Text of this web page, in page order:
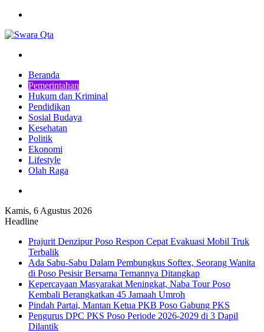
Beranda
Pemerintahan
Hukum dan Kriminal
Pendidikan
Sosial Budaya
Kesehatan
Politik
Ekonomi
Lifestyle
Olah Raga
Kamis, 6 Agustus 2026
Headline
Prajurit Denzipur Poso Respon Cepat Evakuasi Mobil Truk
Terbalik
Ada Sabu-Sabu Dalam Pembungkus Softex, Seorang Wanita
di Poso Pesisir Bersama Temannya Ditangkap
Kepercayaan Masyarakat Meningkat, Naba Tour Poso
Kembali Berangkatkan 45 Jamaah Umroh
Pindah Partai, Mantan Ketua PKB Poso Gabung PKS
Pengurus DPC PKS Poso Periode 2026-2029 di 3 Dapil
Dilantik